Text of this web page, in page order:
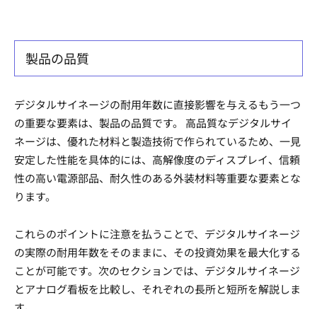
製品の品質
デジタルサイネージの耐用年数に直接影響を与えるもう一つ
の重要な要素は、製品の品質です。 高品質なデジタルサイ
ネージは、優れた材料と製造技術で作られているため、一見
安定した性能を具体的には、高解像度のディスプレイ、信頼
性の高い電源部品、耐久性のある外装材料等重要な要素とな
ります。
これらのポイントに注意を払うことで、デジタルサイネージ
の実際の耐用年数をそのままに、その投資効果を最大化する
ことが可能です。次のセクションでは、デジタルサイネージ
とアナログ看板を比較し、それぞれの長所と短所を解説しま